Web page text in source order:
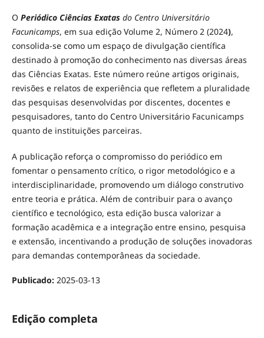
O Periódico Ciências Exatas do Centro Universitário
Facunicamps, em sua edição Volume 2, Número 2 (2024),
consolida-se como um espaço de divulgação científica
destinado à promoção do conhecimento nas diversas áreas
das Ciências Exatas. Este número reúne artigos originais,
revisões e relatos de experiência que refletem a pluralidade
das pesquisas desenvolvidas por discentes, docentes e
pesquisadores, tanto do Centro Universitário Facunicamps
quanto de instituições parceiras.
A publicação reforça o compromisso do periódico em
fomentar o pensamento crítico, o rigor metodológico e a
interdisciplinaridade, promovendo um diálogo construtivo
entre teoria e prática. Além de contribuir para o avanço
científico e tecnológico, esta edição busca valorizar a
formação acadêmica e a integração entre ensino, pesquisa
e extensão, incentivando a produção de soluções inovadoras
para demandas contemporâneas da sociedade.
Publicado: 2025-03-13
Edição completa